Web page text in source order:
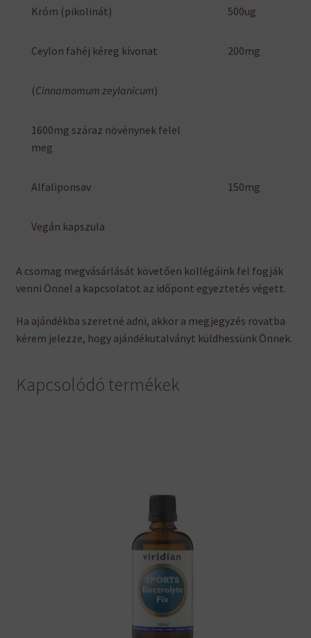
Króm (pikolinát) 500ug
Ceylon fahéj kéreg kivonat 200mg
(Cinnamomum zeylanicum)
1600mg száraz növénynek felel
meg
Alfaliponsav 150mg
Vegán kapszula
A csomag megvásárlását követően kollégáink fel fogják
venni Önnel a kapcsolatot az időpont egyeztetés végett.
Ha ajándékba szeretné adni, akkor a megjegyzés rovatba
kérem jelezze, hogy ajándékutalványt küldhessünk Önnek.
Kapcsolódó termékek